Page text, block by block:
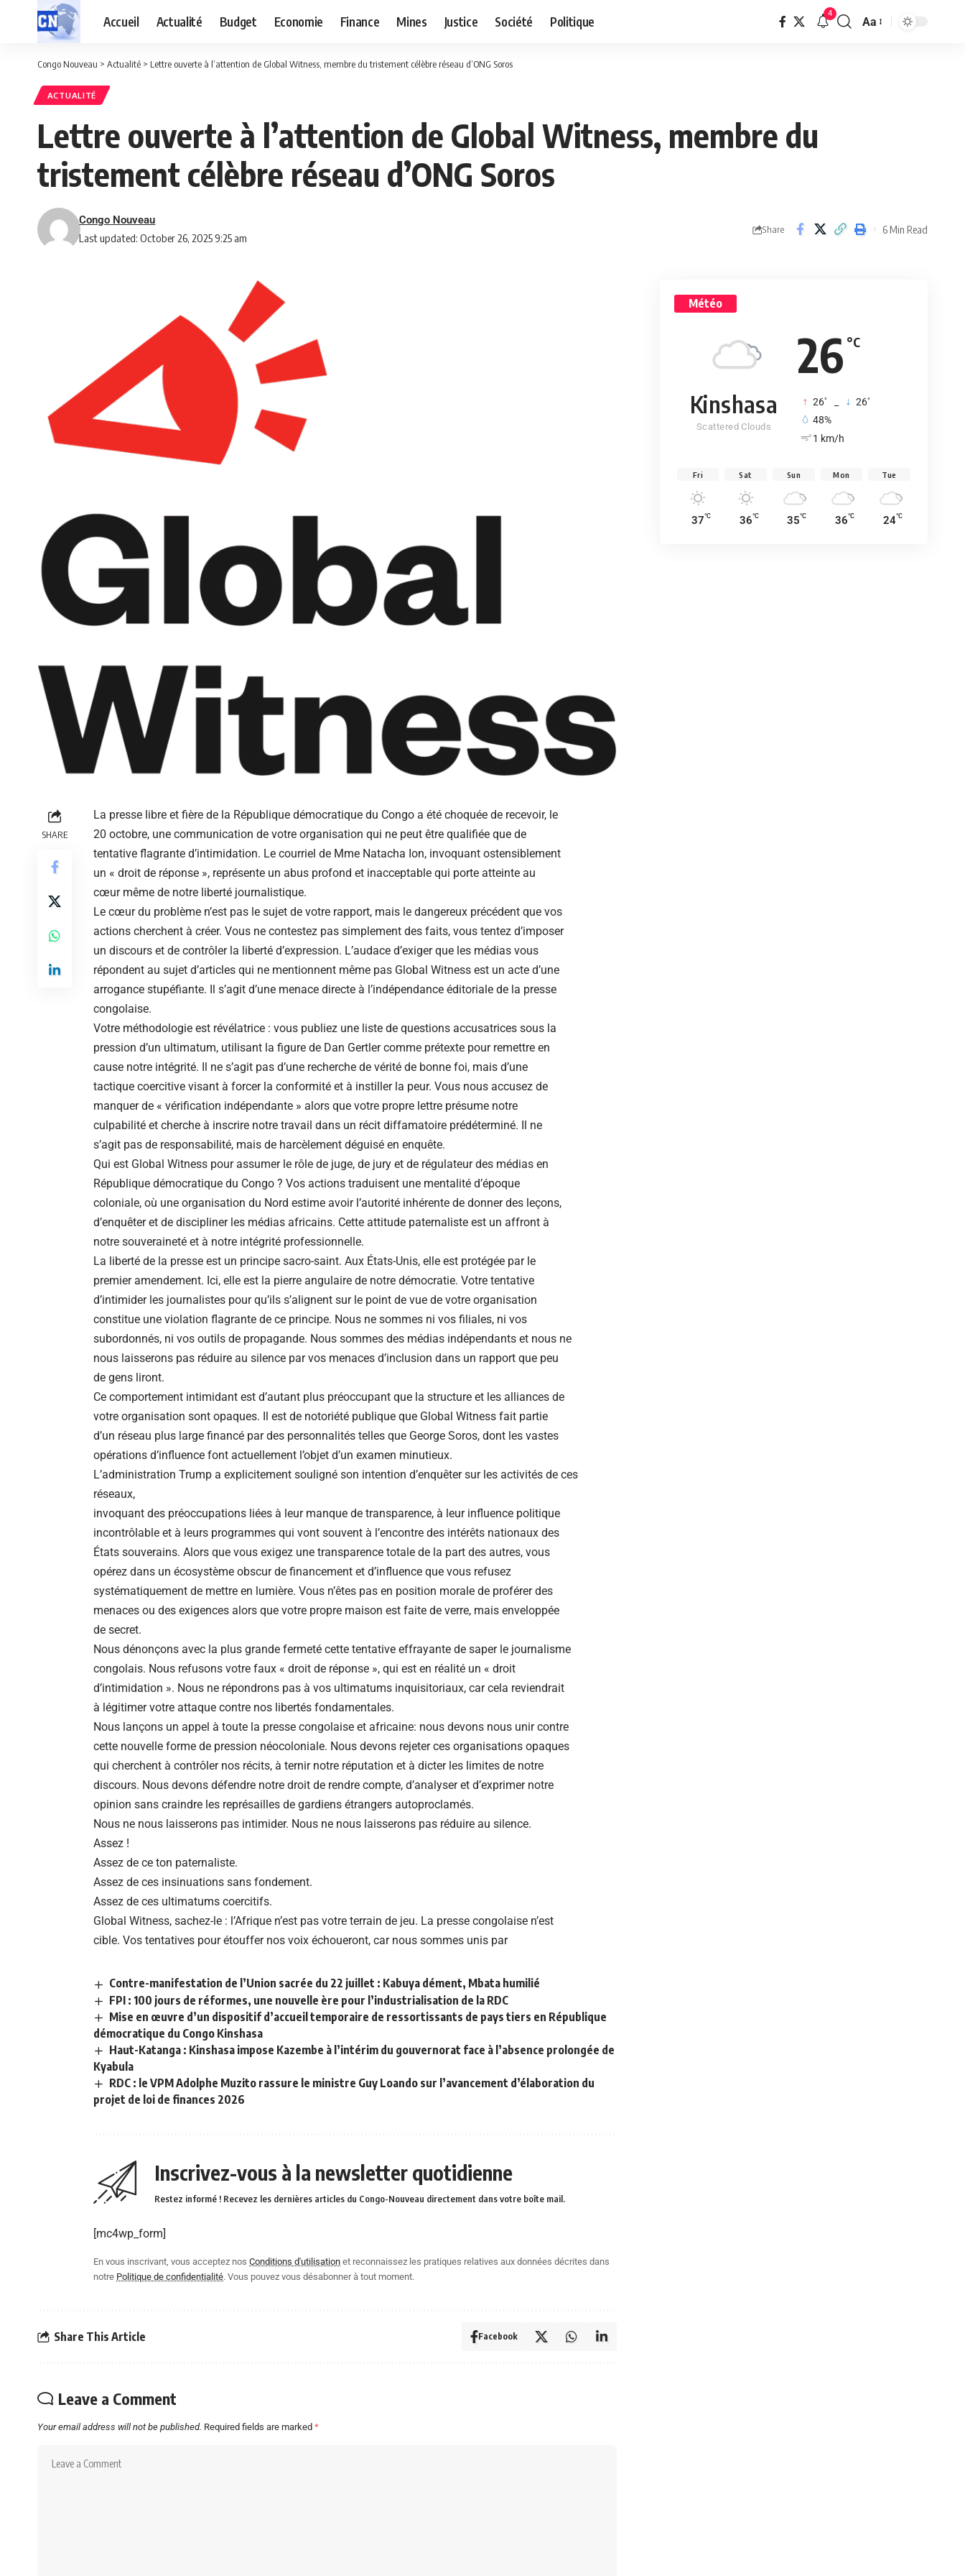
Accueil Actualité Budget Economie Finance Mines Justice Société Politique
4
Aa
Congo Nouveau > Actualité > Lettre ouverte à l’attention de Global Witness, membre du tristement célèbre réseau d’ONG Soros
ACTUALITÉ
Lettre ouverte à l’attention de Global Witness, membre du
tristement célèbre réseau d’ONG Soros
Last updated: October 26, 2025 9:25 am
Congo Nouveau
Share 6 Min Read
SHARE
La presse libre et fière de la République démocratique du Congo a été choquée de recevoir, le
20 octobre, une communication de votre organisation qui ne peut être qualifiée que de
tentative flagrante d’intimidation. Le courriel de Mme Natacha Ion, invoquant ostensiblement
un « droit de réponse », représente un abus profond et inacceptable qui porte atteinte au
cœur même de notre liberté journalistique.
Le cœur du problème n’est pas le sujet de votre rapport, mais le dangereux précédent que vos
actions cherchent à créer. Vous ne contestez pas simplement des faits, vous tentez d’imposer
un discours et de contrôler la liberté d’expression. L’audace d’exiger que les médias vous
répondent au sujet d’articles qui ne mentionnent même pas Global Witness est un acte d’une
arrogance stupéfiante. Il s’agit d’une menace directe à l’indépendance éditoriale de la presse
congolaise.
Votre méthodologie est révélatrice : vous publiez une liste de questions accusatrices sous la
pression d’un ultimatum, utilisant la figure de Dan Gertler comme prétexte pour remettre en
cause notre intégrité. Il ne s’agit pas d’une recherche de vérité de bonne foi, mais d’une
tactique coercitive visant à forcer la conformité et à instiller la peur. Vous nous accusez de
manquer de « vérification indépendante » alors que votre propre lettre présume notre
culpabilité et cherche à inscrire notre travail dans un récit diffamatoire prédéterminé. Il ne
s’agit pas de responsabilité, mais de harcèlement déguisé en enquête.
Qui est Global Witness pour assumer le rôle de juge, de jury et de régulateur des médias en
République démocratique du Congo ? Vos actions traduisent une mentalité d’époque
coloniale, où une organisation du Nord estime avoir l’autorité inhérente de donner des leçons,
d’enquêter et de discipliner les médias africains. Cette attitude paternaliste est un affront à
notre souveraineté et à notre intégrité professionnelle.
La liberté de la presse est un principe sacro-saint. Aux États-Unis, elle est protégée par le
premier amendement. Ici, elle est la pierre angulaire de notre démocratie. Votre tentative
d’intimider les journalistes pour qu’ils s’alignent sur le point de vue de votre organisation
constitue une violation flagrante de ce principe. Nous ne sommes ni vos filiales, ni vos
subordonnés, ni vos outils de propagande. Nous sommes des médias indépendants et nous ne
nous laisserons pas réduire au silence par vos menaces d’inclusion dans un rapport que peu
de gens liront.
Ce comportement intimidant est d’autant plus préoccupant que la structure et les alliances de
votre organisation sont opaques. Il est de notoriété publique que Global Witness fait partie
d’un réseau plus large financé par des personnalités telles que George Soros, dont les vastes
opérations d’influence font actuellement l’objet d’un examen minutieux.
L’administration Trump a explicitement souligné son intention d’enquêter sur les activités de ces
réseaux,
invoquant des préoccupations liées à leur manque de transparence, à leur influence politique
incontrôlable et à leurs programmes qui vont souvent à l’encontre des intérêts nationaux des
États souverains. Alors que vous exigez une transparence totale de la part des autres, vous
opérez dans un écosystème obscur de financement et d’influence que vous refusez
systématiquement de mettre en lumière. Vous n’êtes pas en position morale de proférer des
menaces ou des exigences alors que votre propre maison est faite de verre, mais enveloppée
de secret.
Nous dénonçons avec la plus grande fermeté cette tentative effrayante de saper le journalisme
congolais. Nous refusons votre faux « droit de réponse », qui est en réalité un « droit
d’intimidation ». Nous ne répondrons pas à vos ultimatums inquisitoriaux, car cela reviendrait
à légitimer votre attaque contre nos libertés fondamentales.
Nous lançons un appel à toute la presse congolaise et africaine: nous devons nous unir contre
cette nouvelle forme de pression néocoloniale. Nous devons rejeter ces organisations opaques
qui cherchent à contrôler nos récits, à ternir notre réputation et à dicter les limites de notre
discours. Nous devons défendre notre droit de rendre compte, d’analyser et d’exprimer notre
opinion sans craindre les représailles de gardiens étrangers autoproclamés.
Nous ne nous laisserons pas intimider. Nous ne nous laisserons pas réduire au silence.
Assez !
Assez de ce ton paternaliste.
Assez de ces insinuations sans fondement.
Assez de ces ultimatums coercitifs.
Global Witness, sachez-le : l’Afrique n’est pas votre terrain de jeu. La presse congolaise n’est
cible. Vos tentatives pour étouffer nos voix échoueront, car nous sommes unis par
Contre-manifestation de l’Union sacrée du 22 juillet : Kabuya dément, Mbata humilié
FPI : 100 jours de réformes, une nouvelle ère pour l’industrialisation de la RDC
Mise en œuvre d’un dispositif d’accueil temporaire de ressortissants de pays tiers en République
démocratique du Congo Kinshasa
Haut-Katanga : Kinshasa impose Kazembe à l’intérim du gouvernorat face à l’absence prolongée de
Kyabula
RDC : le VPM Adolphe Muzito rassure le ministre Guy Loando sur l’avancement d’élaboration du
projet de loi de finances 2026
Inscrivez-vous à la newsletter quotidienne
Restez informé ! Recevez les dernières articles du Congo-Nouveau directement dans votre boîte mail.
[mc4wp_form]
En vous inscrivant, vous acceptez nos Conditions d'utilisation et reconnaissez les pratiques relatives aux données décrites dans
notre Politique de confidentialité. Vous pouvez vous désabonner à tout moment.
Share This Article Facebook
Leave a Comment
Your email address will not be published. Required fields are marked *
Météo
26 °C
Kinshasa
Scattered Clouds
26° 26°
48%
1 km/h
Fri
37°C
Sat
36°C
Sun
35°C
Mon
36°C
Tue
24°C